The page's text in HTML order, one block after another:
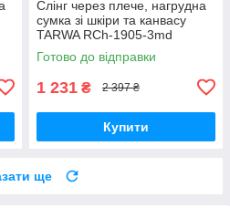
Слінг через плече, нагрудна
сумка зі шкіри та канвасу
TARWA RCh-1905-3md
Готово до відправки
1 231 ₴ 2 397 ₴
Купити
ще